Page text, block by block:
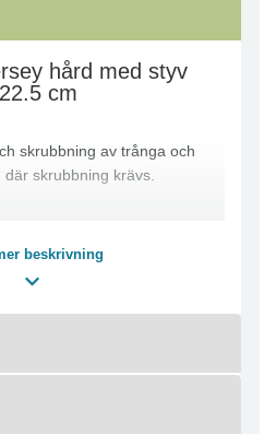
hård med styv
cm
skrubbning av trånga och
skrubbning krävs.
kraftigt nedsmutsade ytor. De
beskrivning